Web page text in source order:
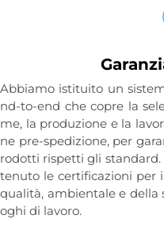
Abbiamo istituito un
nd-to-end che copre la
me, la produzione e la
ne pre-spedizione, per
rodotti rispetti gli standard.
tenuto le certificazioni per
qualità, ambientale e della
oghi di lavoro.